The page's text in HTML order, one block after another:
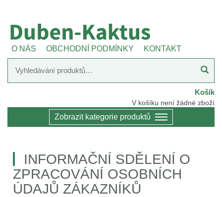
O NÁS OBCHODNÍ PODMÍNKY KONTAKT
Košík
V košíku není žádné zboží
Zobrazit kategorie produktů
INFORMAČNÍ SDĚLENÍ O
ZPRACOVÁNÍ OSOBNÍCH
ÚDAJŮ ZÁKAZNÍKŮ